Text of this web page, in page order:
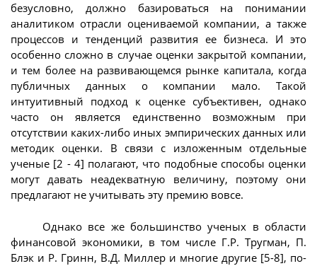
безусловно, должно базироваться на понимании
аналитиком отрасли оцениваемой компании, а также
процессов и тенденций развития ее бизнеса. И это
особенно сложно в случае оценки закрытой компании,
и тем более на развивающемся рынке капитала, когда
публичных данных о компании мало. Такой
интуитивный подход к оценке субъективен, однако
часто он является единственно возможным при
отсутствии каких-либо иных эмпирических данных или
методик оценки. В связи с изложенным отдельные
ученые [2 - 4] полагают, что подобные способы оценки
могут давать неадекватную величину, поэтому они
предлагают не учитывать эту премию вовсе.
Однако все же большинство ученых в области
финансовой экономики, в том числе Г.Р. Тругман, П.
Блэк и Р. Гринн, В.Д. Миллер и многие другие [5-8], по-